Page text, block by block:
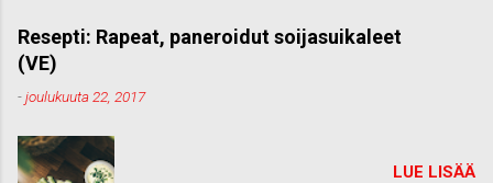
m
e
n
Resepti: Rapeat, paneroidut soijasuikaleet
(VE)
-joulukuuta 22, 2017
LUE LISÄÄ